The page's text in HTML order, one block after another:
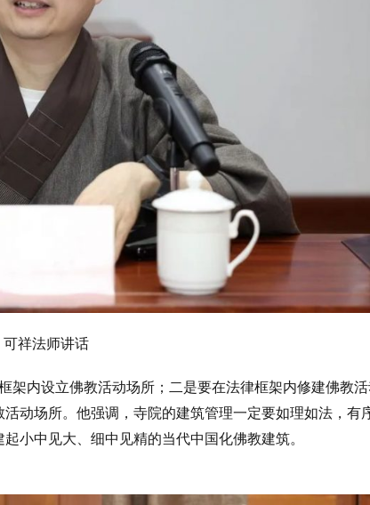
可祥法师讲话
架内设立佛教活动场所；二是要在法律框架内修建佛教
动场所。他强调，寺院的建筑管理一定要如理如法，有
小中见大、细中见精的当代中国化佛教建筑。